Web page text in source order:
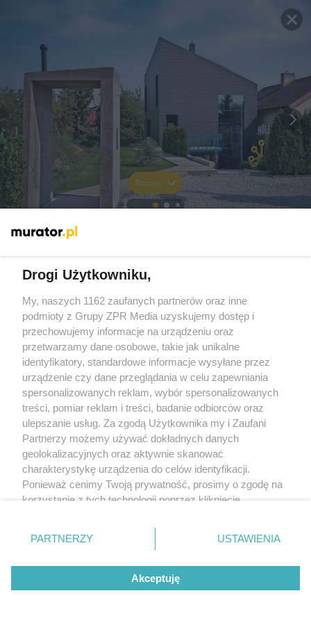
Rozwiń
Drogi Użytkowniku,
My, naszych 1162 zaufanych partnerów oraz inne
podmioty z Grupy ZPR Media uzyskujemy dostęp i
przechowujemy informacje na urządzeniu oraz
przetwarzamy dane osobowe, takie jak unikalne
identyfikatory, standardowe informacje wysyłane przez
urządzenie czy dane przeglądania w celu zapewniania
spersonalizowanych reklam, wybór spersonalizowanych
treści, pomiar reklam i treści, badanie odbiorców oraz
ulepszanie usług. Za zgodą Użytkownika my i Zaufani
Partnerzy możemy używać dokładnych danych
geolokalizacyjnych oraz aktywnie skanować
charakterystykę urządzenia do celów identyfikacji.
Ponieważ cenimy Twoją prywatność, prosimy o zgodę na
korzystanie z tych technologii poprzez kliknięcie
zmienić/wycofać klikając przycisk ustawień prywatności
znajdujący się w lewym dolnym rogu strony
rodzaje przetwarzania danych nie wymagają zgody
użytkownika, ale masz prawo sprzeciwić się takiemu
przetwarzaniu. Preferencje będą miały zastosowanie tylko
PARTNERZY USTAWIENIA
Akceptuję